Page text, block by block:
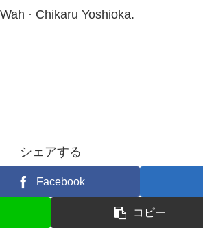
· Chikaru Yoshioka.
シェアする
Facebook
コピー